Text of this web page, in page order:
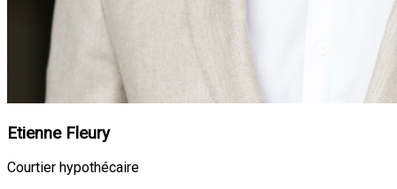
Etienne Fleury
Courtier hypothécaire